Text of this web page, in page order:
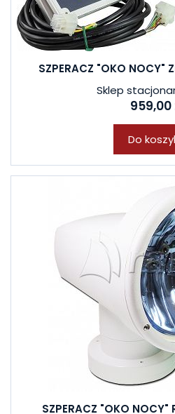
SZPERACZ "OKO NOCY"
Sklep
959,00
Do
SZPERACZ "OKO NOCY"